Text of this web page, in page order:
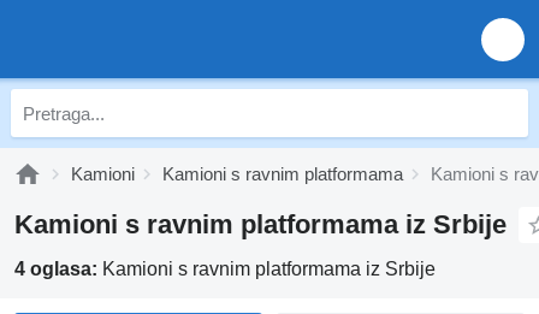
Kamioni Kamioni s ravnim platformama Kamioni s
Kamioni s ravnim platformama iz Srbije
4 oglasa: Kamioni s ravnim platformama iz Srbije